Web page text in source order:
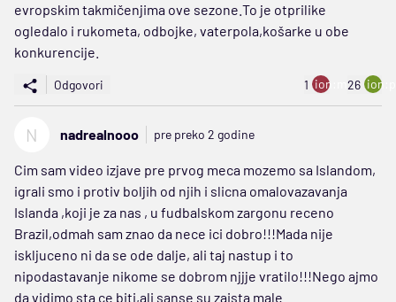
evropskim takmičenjima ove sezone.To je otprilike
ogledalo i rukometa, odbojke, vaterpola,košarke u obe
konkurencije.
Odgovori 1 ion:minus
26
N nadrealnooo pre preko 2 godine
Cim sam video izjave pre prvog meca mozemo sa Islandom,
igrali smo i protiv boljih od njih i slicna omalovazavanja
Islanda ,koji je za nas , u fudbalskom zargonu receno
Brazil,odmah sam znao da nece ici dobro!!!Mada nije
iskljuceno ni da se ode dalje, ali taj nastup i to
nipodastavanje nikome se dobrom njjje vratilo!!!Nego ajmo
da vidimo sta ce biti,ali sanse su zaista male.